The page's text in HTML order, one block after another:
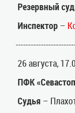
Резервный
Инспектор –
26 августа,
ПФК
Судья –